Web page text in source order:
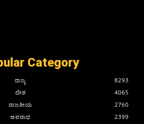
Category
ರಾಜ್ಯ
8293
ದೇಶ
4065
ರಾಜಕೀಯ
2760
ಅಪರಾಧ
2399